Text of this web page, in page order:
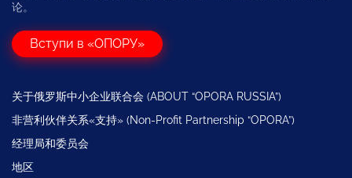
论。
Вступи в «ОПОРУ»
关于俄罗斯中小企业联合会 (ABOUT “OPORA RUSSIA”)
非营利伙伴关系«支持» (Non-Profit Partnership “OPORA”)
经理局和委员会
地区